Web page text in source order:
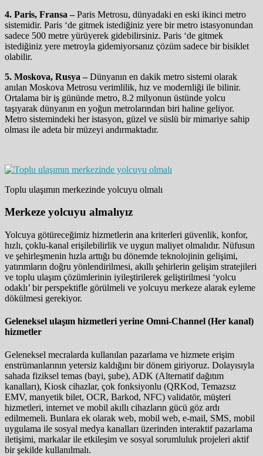
4. Paris, Fransa –Paris Metrosu, dünyadaki en eski ikinci metro
sistemidir. Paris ‘de gitmek istediğiniz yere bir metro istasyonundan
sadece 500 metre yürüyerek gidebilirsiniz. Paris ‘de gitmek
istediğiniz yere metroyla gidemiyorsanız çözüm sadece bir bisiklet
olabilir.
5. Moskova, Rusya –Dünyanın en dakik metro sistemi olarak
anılan Moskova Metrosu verimlilik, hız ve modernliği ile bilinir.
Ortalama bir iş gününde metro, 8.2 milyonun üstünde yolcu
taşıyarak dünyanın en yoğun metrolarından biri haline geliyor.
Metro sistemindeki her istasyon, güzel ve süslü bir mimariye sahip
olması ile adeta bir müzeyi andırmaktadır.
Toplu ulaşımın merkezinde yolcuyu olmalı
Merkeze yolcuyu almalıyız
Yolcuya götüreceğimiz hizmetlerin ana kriterleri güvenlik, konfor,
hızlı, çoklu-kanal erişilebilirlik ve uygun maliyet olmalıdır. Nüfusun
ve şehirleşmenin hızla arttığı bu dönemde teknolojinin gelişimi,
yatırımların doğru yönlendirilmesi, akıllı şehirlerin gelişim stratejileri
ve toplu ulaşım çözümlerinin iyileştirilerek geliştirilmesi ‘yolcu
odaklı’ bir perspektifle görülmeli ve yolcuyu merkeze alarak eyleme
dökülmesi gerekiyor.
Geleneksel ulaşım hizmetleri yerine Omni-Channel (Her kanal)
hizmetler
Geleneksel mecralarda kullanılan pazarlama ve hizmete erişim
enstrümanlarının yetersiz kaldığını bir dönem giriyoruz. Dolayısıyla
sahada fiziksel temas (bayi, şube), ADK (Alternatif dağıtım
kanalları), Kiosk cihazlar, çok fonksiyonlu (QRKod, Temazsız
EMV, manyetik bilet, OCR, Barkod, NFC) validatör, müşteri
hizmetleri, internet ve mobil akıllı cihazların gücü göz ardı
edilmemeli. Bunlara ek olarak web, mobil web, e-mail, SMS, mobil
uygulama ile sosyal medya kanalları üzerinden interaktif pazarlama
iletişimi, markalar ile etkileşim ve sosyal sorumluluk projeleri aktif
bir şekilde kullanılmalı.